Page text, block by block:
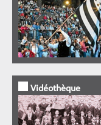
Vidéothèque